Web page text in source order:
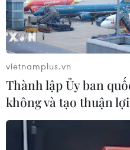
vietnamplus.vn
Thành lập Ủy ban
không và tạo thuận